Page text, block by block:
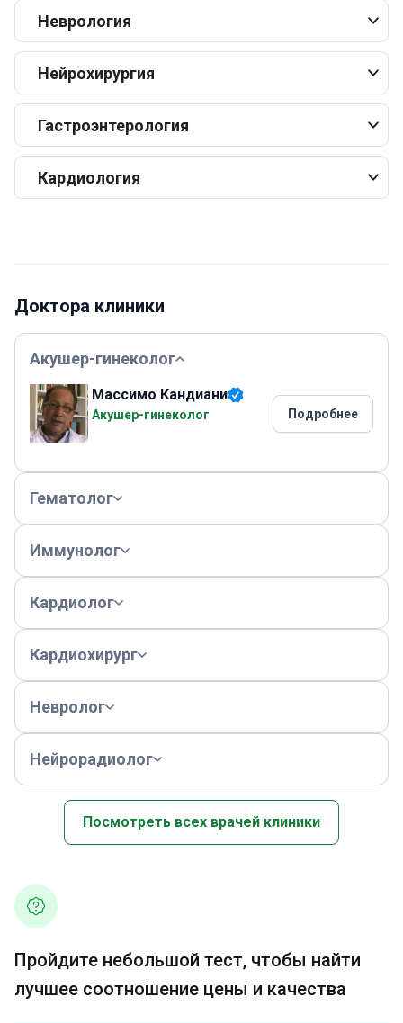
Неврология
Нейрохирургия
Гастроэнтерология
Кардиология
Доктора клиники
Акушер-гинеколог
Массимо Кандиани
Акушер-гинеколог Подробнее
Гематолог
Иммунолог
Кардиолог
Кардиохирург
Невролог
Нейрорадиолог
Посмотреть всех врачей клиники
Пройдите небольшой тест, чтобы найти
лучшее соотношение цены и качества